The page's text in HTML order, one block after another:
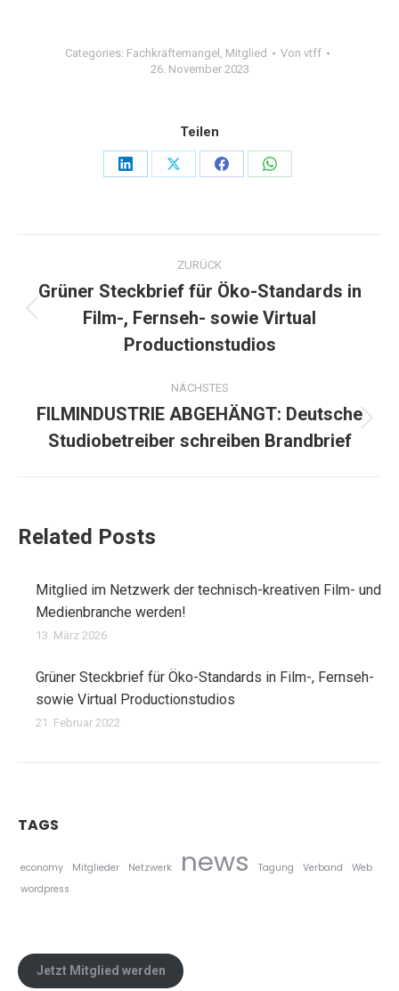
Categories: Fachkräftemangel , Mitglied Von vtff
26. November 2023
Teilen
Share
Share
Share
Share
Kommentarnavigation
ZURÜCK
Vorheriger
Beitrag:
Grüner Steckbrief für Öko-Standards in
Film-, Fernseh- sowie Virtual
Productionstudios
NÄCHSTES
Beitrag:
FILMINDUSTRIE ABGEHÄNGT: Deutsche
Studiobetreiber schreiben Brandbrief
Related Posts
Mitglied im Netzwerk der technisch-kreativen Film- und
Medienbranche werden!
13. März 2026
Grüner Steckbrief für Öko-Standards in Film-, Fernseh-
sowie Virtual Productionstudios
21. Februar 2022
TAGS
economy Mitglieder Netzwerk news Tagung Verband
Web
wordpress
Jetzt Mitglied werden